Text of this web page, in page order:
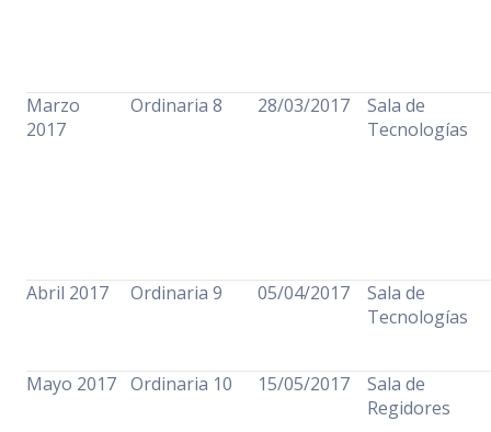
Marzo
2017
Ordinaria 8 28/03/2017
Sala de
Tecnologías
Abril 2017 Ordinaria 9 05/04/2017
Sala de
Tecnologías
Mayo 2017 Ordinaria 10 15/05/2017
Sala de
Regidores